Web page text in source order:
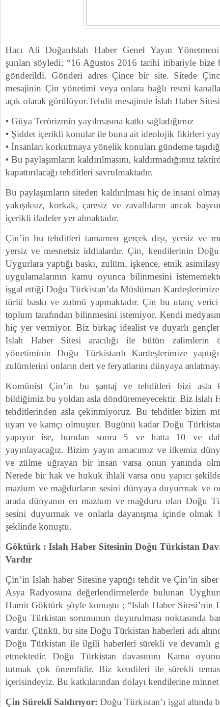
Hacı Ali DoğanIslah Haber Genel Yayın Yönetmeni
şunları söyledi; “16 Ağustos 2016 tarihi itibariyle bize
gönderildi. Gönderi adres Çince bir site. Sitede
mesajinin Çin yönetimi veya onlara bağlı resmi
açık olarak görülüyor.Tehdit mesajinde İslah Haber
• Güya Terörizmin yayılmasına katkı sağladığımız
• Şiddet içerikli konular ile buna ait ideolojik fikirleri
• İnsanları korkutmaya yönelik konuları gündeme
• Bu paylaşımların kaldırılmasını, kaldırmadığımız
kapattırılacağı tehditleri savrulmaktadır.
Bu paylaşımların siteden kaldırılması hiç de insani
yakışıksız, korkak, çaresiz ve zavallıların ancak
içerikli ifadeler yer almaktadır.
Çin’in bu tehditleri tamamen gerçek dışı, yersiz ve
yersiz ve mesnetsiz iddialardır. Çin, kendilerinin
Uygurlara yaptığı baskı, zulüm, işkence, etnik
uygulamalarının kamu oyunca bilinmesini
işgal ettiği Doğu Türkistan’da Müslüman
türlü baskı ve zulmü yapmaktadır. Çin bu utanç verici
toplum tarafından bilinmesini istemiyor. Kendi
hiç yer vermiyor. Biz birkaç idealist ve duyarlı gençler
Islah Haber Sitesi aracılığı ile bütün zalimlerin
yönetiminin Doğu Türkistanlı Kardeşlerimize
zulümlerini onların dert ve feryatlarını dünyaya
Komünist Çin’in bu şantaj ve tehditleri bizi asla
bildiğimiz bu yoldan asla döndüremeyecektir. Biz Islah
tehditlerinden asla çekinmiyoruz. Bu tehditler bizim
uyarı ve kamçı olmuştur. Bugünü kadar Doğu
yapıyor ise, bundan sonra 5 ve hatta 10 ve
yayınlayacağız. Bizim yayın amacımız ve ilkemiz
ve zülme uğrayan bir insan varsa onun yanında
Nerede bir hak ve hukuk ihlali varsa onu yapıcı
mazlum ve mağdurların sesini dünyaya duyurmak ve
arada dünyanın en mazlum ve mağduru olan Doğu
sesini duyurmak ve onlarla dayanışma içinde olmak
şeklinde konuştu.
Göktürk : Islah Haber Sitesinin Doğu Türkistan
Vardır
Çin’in Islah haber Sitesine yaptığı tehdit ve Çin’in
Asya Radyosuna değerlendirmelerde bulunan
Hamit Göktürk şöyle konuştu ; “Islah Haber Sitesi’nin
Doğu Türkistan sorununun duyurulması noktasında
vardır. Çünkü, bu site Doğu Türkistan haberleri adı
Doğu Türkistan ile ilgili haberleri sürekli ve devamlı
etmektedir. Doğu Türkistan davasınını Kamu
tutmak çok önemlidir. Biz kendileri ile sürekli
içerisindeyiz. Bu katkılarından dolayı kendilerine
Çin Sürekli Saldırıyor: Doğu Türkistan’ı işgal